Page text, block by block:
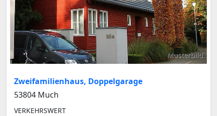
Musterbild
Zweifamilienhaus, Doppelgarage
53804 Much
VERKEHRSWERT